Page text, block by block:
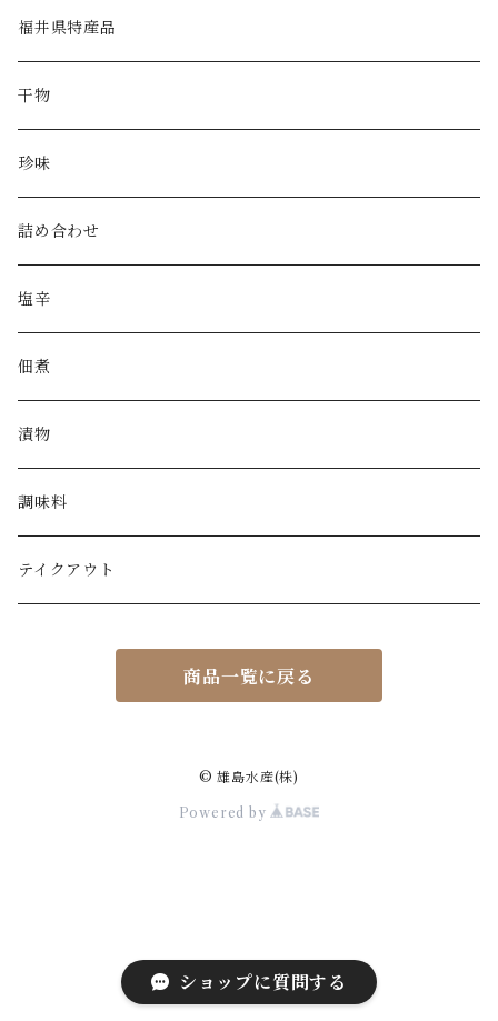
ショップに質問する
福井県特産品
干物
珍味
詰め合わせ
塩辛
佃煮
漬物
調味料
テイクアウト
商品一覧に戻る
© 雄島水産(株)
Powered by